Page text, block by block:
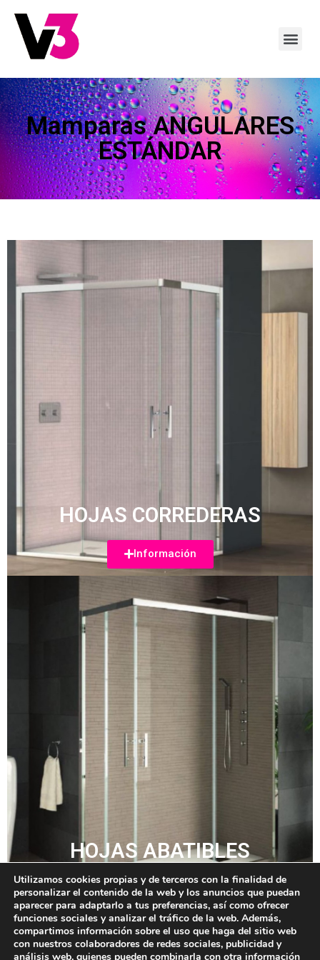
Mamparas ANGULARES
ESTÁNDAR
HOJAS CORREDERAS
Información
HOJAS ABATIBLES
Información
Utilizamos cookies propias y de terceros con la finalidad de
personalizar el contenido de la web y los anuncios que puedan
aparecer para adaptarlo a tus preferencias, así como ofrecer
funciones sociales y analizar el tráfico de la web. Además,
compartimos información sobre el uso que haga del sitio web
con nuestros colaboradores de redes sociales, publicidad y
análisis web, quienes pueden combinarla con otra información